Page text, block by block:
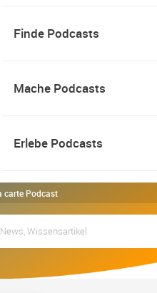
Finde Podcasts
Mache Podcasts
Erlebe Podcasts
carte Podcast